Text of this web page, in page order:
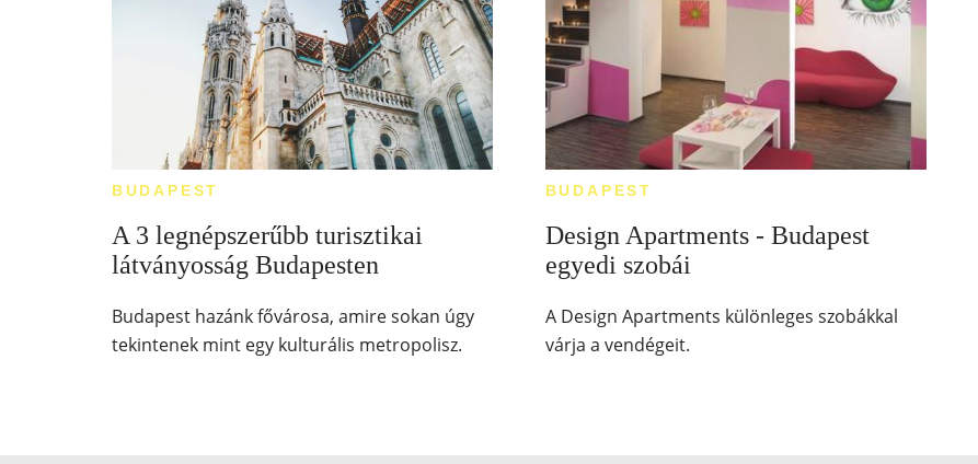
BUDAPEST
A 3 legnépszerűbb turisztikai
látványosság Budapesten
Budapest hazánk fővárosa, amire sokan úgy
tekintenek mint egy kulturális metropolisz.
BUDAPEST
Design Apartments - Budapest
egyedi szobái
A Design Apartments különleges szobákkal
várja a vendégeit.